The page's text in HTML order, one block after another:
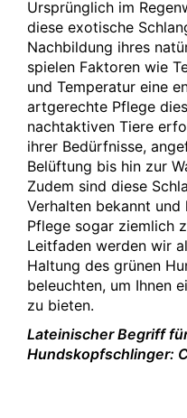
Ursprünglich im
diese exotische
Nachbildung ihres
spielen Faktoren wie
und Temperatur eine
artgerechte Pflege
nachtaktiven Tiere
ihrer Bedürfnisse,
Belüftung bis hin zur
Zudem sind diese
Verhalten bekannt
Pflege sogar ziemlich
Leitfaden werden wir
Haltung des grünen
beleuchten, um Ihnen
zu bieten.
Lateinischer Begriff
Hundskopfschlinger: